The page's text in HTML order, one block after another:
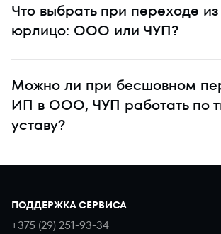
Что выбрать при переходе
юрлицо: ООО или ЧУП?
Можно ли при бесшовном
ИП в ООО, ЧУП работать по
уставу?
ПОДДЕРЖКА СЕРВИСА
+375 (29) 251-93-34